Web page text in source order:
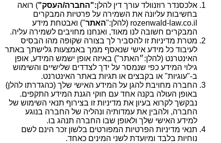
אלכסנדר רוזנוולד עורך דין להלן:"החברה/העסק") רואה
בחשיבות עליונה את השמירה על פרטיות המבקרים
rozenwald-law.co.il (להלן:"
האתר") ואבטחת מידע
המבקרים חשובה לנו מאוד, ואנחנו מחויבים לשמירה עליה.
מטרת מדיניות זו להסביר לך בצורה שקופה מהו הבסיס
לעיבוד כל מידע אישי שנאסף ממך באמצעות גלישתך באתר
האינטרנט (להלן:״האתר") באיזה אופן ישמש המידע, אופן
גילוי המידע כפי שנמסר על ידך לצדדים שלישיים והשימוש
ב-"עוגיות" או בקבצים או תגיות באתר האינטרנט.
החברה מחויבת להגן על המידע האישי שלך (כהגדרתו להלן)
באופן העולה בקנה אחד עם חוקי הגנת המידע התקפים.
נבקשך לקרוא בעיון את מדיניות זו בצירוף תנאי השימוש של
החברה, ולהבין את עמדותיה ונהליה של החברה בנוגע
למידע האישי שלך ולאופן שבו החברה תנהג בו.
תנאי מדיניות הפרטיות המפורטים בלשון זכר הינם לשם
נוחיות בלבד ומיועדת לשני המינים כאחד.